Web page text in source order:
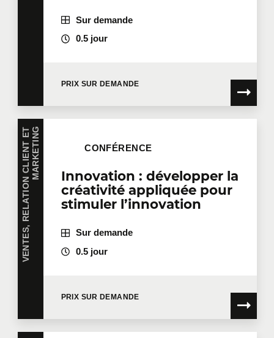
Sur demande
0.5 jour
PRIX SUR DEMANDE
V
E
N
T
E
S
,
R
E
L
A
T
I
O
N
C
L
I
E
N
T
E
T
M
A
R
K
E
T
I
NG
Innovation : développer la
créativité appliquée pour
stimuler l’innovation
CONFÉRENCE
Sur demande
0.5 jour
PRIX SUR DEMANDE